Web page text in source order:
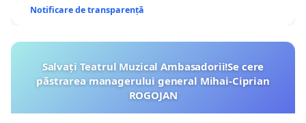
Notificare de transparență
Salvați Teatrul Muzical Ambasadorii!Se cere
păstrarea managerului general Mihai-Ciprian
ROGOJAN